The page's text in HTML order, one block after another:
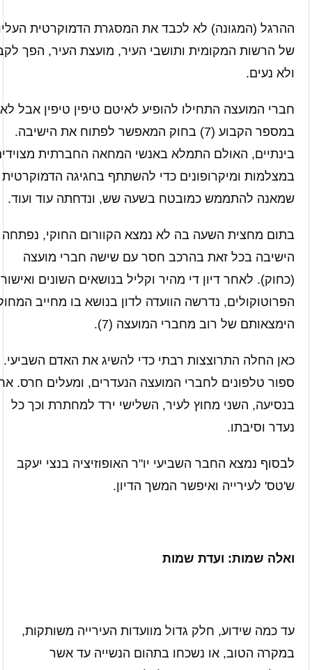
ההרגל (המגונה) לא לכבד את המסגרת הדמוקרטית
של הרשות המקומית ותושבי העיר, מועצת העיר, הפך
ולא נעים.
חברי המועצה התחילו להופיע לאיטם טיפין טיפין אבל לא
במספר הקבוע (7) בחוק המאפשר לפתוח את הישיבה.
בינתיים, האולם התמלא באנשי המחאה החברתית
במצלמות ומיקרופונים כדי להשתתף בחגיגה הדמוקרטית
שמאנה להתממש כמובטח בשעה שש, ונדחתה עוד ועוד.
בתום מחצית השעה בה לא נמצא הקוורום החוקי, נפתחה
הישיבה בכל זאת בהרכב חסר עם שישה חברי מועצה
(כחוק). לאחר דיון די מהיר וקליל בנושאים השונים ואישור
הפרוטוקולים, נדרשה הוועדה לדון בנושא בו מחייב
הימצאותם של רוב מחברי המועצה (7).
כאן החלה התרוצצות רבתי כדי להשיג את האדם השביעי.
ספור טלפונים לחברי המועצה הנעדרים, ומעלים חרס.
בנסיעה, השני מחוץ לעיר, השלישי ירד למחתרת וכך כל
נעדר וסיבתו.
לבסוף נמצא החבר השביעי יו"ר האופוזיציה בנצי יעקב
ש'טס' לעירייה ואיפשר המשך הדיון.
ואלה שמות: ועדת שמות
עד כמה שידוע, חלק גדול מוועדות העירייה משותקות,
במקרה הטוב, או נשכחו בתהום הנשייה עד אשר